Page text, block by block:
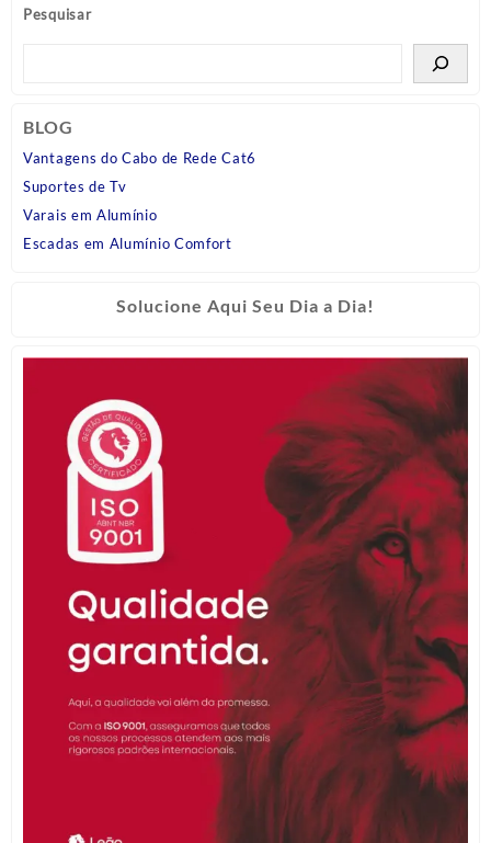
Pesquisar
BLOG
Vantagens do Cabo de Rede Cat6
Suportes de Tv
Varais em Alumínio
Escadas em Alumínio Comfort
Solucione Aqui Seu Dia a Dia!